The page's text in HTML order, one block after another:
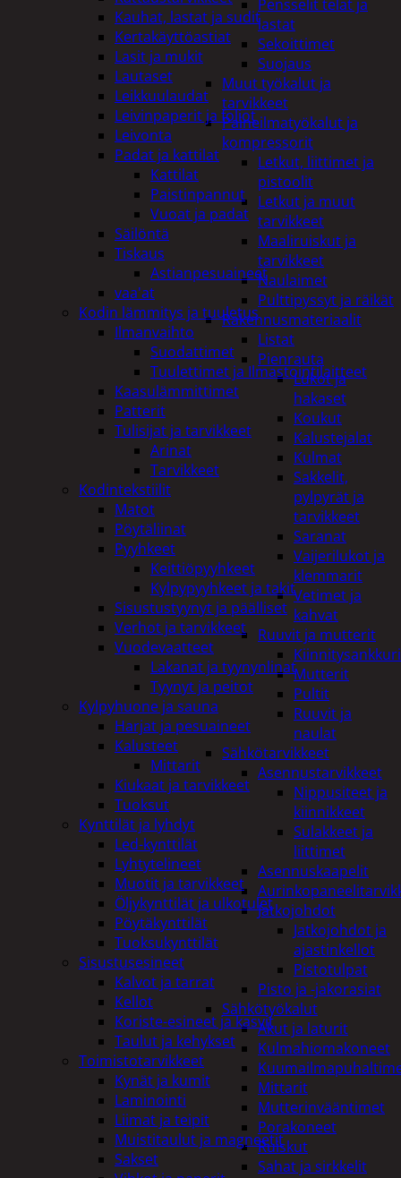
Pensselit telat ja
lastat
Sekoittimet
Suojaus
Muut työkalut ja
tarvikkeet
Paineilmatyökalut ja
kompressorit
Letkut, liittimet ja
pistoolit
Letkut ja muut
tarvikkeet
Maaliruiskut ja
tarvikkeet
Naulaimet
Pulttipyssyt ja räikät
Rakennusmateriaalit
Listat
Pienrauta
Lukot ja
hakaset
Koukut
Kalustejalat
Kulmat
Sakkelit,
pylpyrät ja
tarvikkeet
Saranat
Vaijerilukot ja
klemmarit
Vetimet ja
kahvat
Ruuvit ja mutterit
Mutterit
Pultit
Ruuvit ja
naulat
Sähkötarvikkeet
Asennustarvikkeet
Nippusiteet ja
kiinnikkeet
Sulakkeet ja
liittimet
Asennuskaapelit
Jatkojohdot
Jatkojohdot ja
ajastinkellot
Pistotulpat
Pisto ja -jakorasiat
Sähkötyökalut
Akut ja laturit
Kulmahiomakoneet
Mittarit
Mutterinvääntimet
Porakoneet
Ruiskut
Sahat ja sirkkelit
Kauhat, lastat ja sudit
Kertakäyttöastiat
Lasit ja mukit
Lautaset
Leikkuulaudat
Leivinpaperit ja foliot
Leivonta
Padat ja kattilat
Kattilat
Paistinpannut
Vuoat ja padat
Säilöntä
Tiskaus
Astianpesuaineet
vaa'at
Kodin lämmitys ja tuuletus
Ilmanvaihto
Suodattimet
Tuulettimet ja Ilmastointilaitteet
Kaasulämmittimet
Patterit
Tulisijat ja tarvikkeet
Arinat
Tarvikkeet
Kodintekstiilit
Matot
Pöytäliinat
Pyyhkeet
Keittiöpyyhkeet
Kylpypyyhkeet ja takit
Sisustustyynyt ja päälliset
Verhot ja tarvikkeet
Vuodevaatteet
Lakanat ja tyynynlinat
Tyynyt ja peitot
Kylpyhuone ja sauna
Harjat ja pesuaineet
Kalusteet
Mittarit
Kiukaat ja tarvikkeet
Tuoksut
Kynttilät ja lyhdyt
Led-kynttilät
Lyhtytelineet
Muotit ja tarvikkeet
Öljykynttilät ja ulkotulet
Pöytäkynttilät
Tuoksukynttilät
Sisustusesineet
Kalvot ja tarrat
Kellot
Koriste-esineet ja kasvit
Taulut ja kehykset
Toimistotarvikkeet
Kynät ja kumit
Laminointi
Liimat ja teipit
Muistitaulut ja magneetit
Sakset